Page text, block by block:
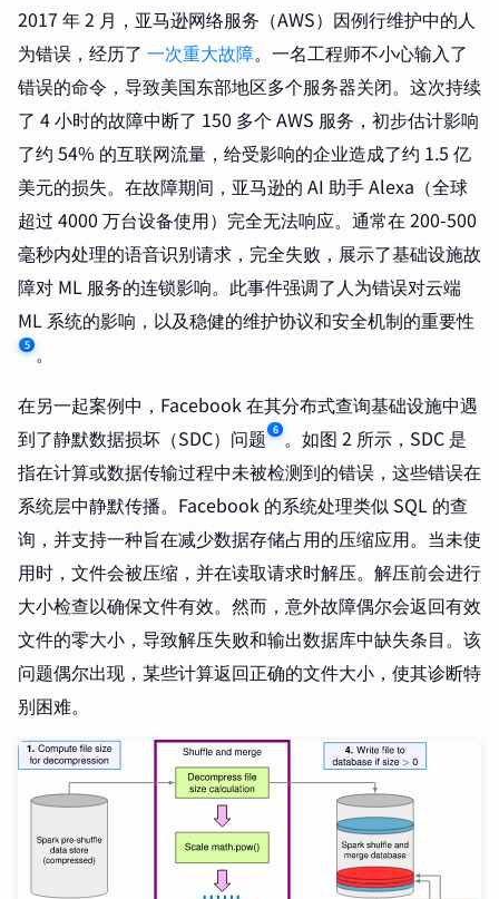
2017 年 2 月，亚马逊网络服务（AWS）因例行维护中的人
为错误，经历了 一次重大故障。一名工程师不小心输入了
错误的命令，导致美国东部地区多个服务器关闭。这次持续
了 4 小时的故障中断了 150 多个 AWS 服务，初步估计影响
了约 54% 的互联网流量，给受影响的企业造成了约 1.5 亿
美元的损失。在故障期间，亚马逊的 AI 助手 Alexa（全球
超过 4000 万台设备使用）完全无法响应。通常在 200-500
毫秒内处理的语音识别请求，完全失败，展示了基础设施故
障对 ML 服务的连锁影响。此事件强调了人为错误对云端
ML 系统的影响，以及稳健的维护协议和安全机制的重要性
5 。
在另一起案例中，Facebook 在其分布式查询基础设施中遇
到了静默数据损坏（SDC）问题 6 。如图 2 所示，SDC 是
指在计算或数据传输过程中未被检测到的错误，这些错误在
系统层中静默传播。Facebook 的系统处理类似 SQL 的查
询，并支持一种旨在减少数据存储占用的压缩应用。当未使
用时，文件会被压缩，并在读取请求时解压。解压前会进行
大小检查以确保文件有效。然而，意外故障偶尔会返回有效
文件的零大小，导致解压失败和输出数据库中缺失条目。该
问题偶尔出现，某些计算返回正确的文件大小，使其诊断特
别困难。